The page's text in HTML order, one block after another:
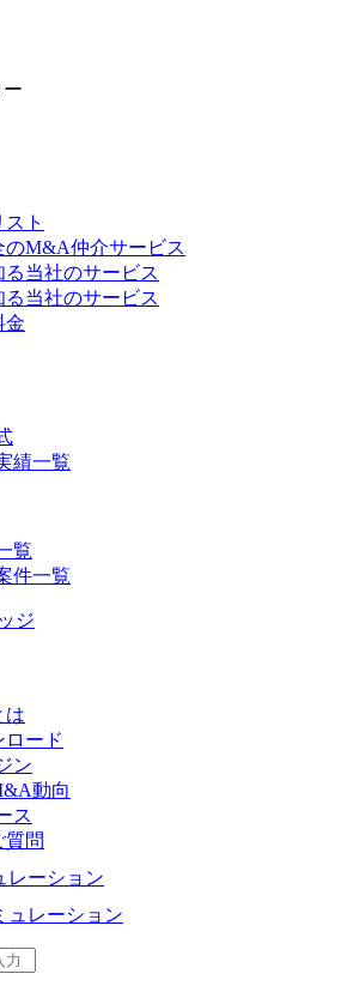
ト
のM&A仲介サービス
当社のサービス
当社のサービス
金
績一覧
覧
件一覧
ジ
は
ロード
ン
動向
ス
質問